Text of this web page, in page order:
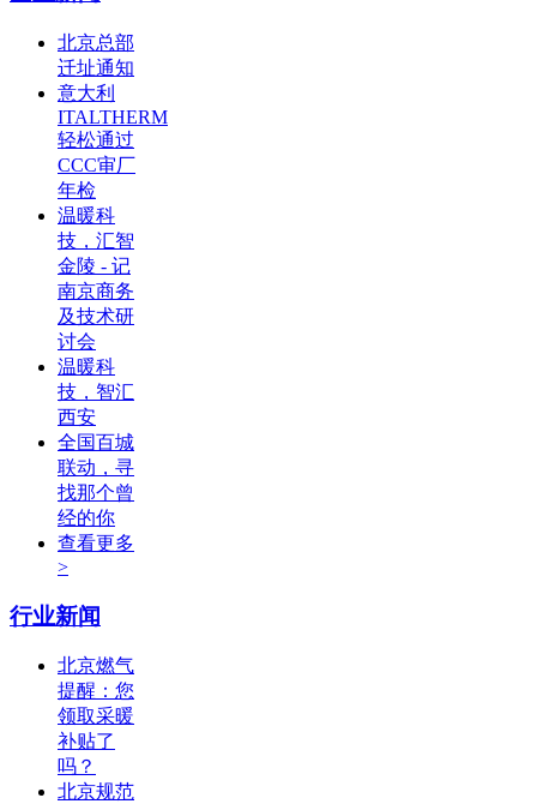
北京总部
迁址通知
意大利
ITALTHERM
轻松通过
CCC审厂
年检
温暖科
技，汇智
金陵 - 记
南京商务
及技术研
讨会
温暖科
技，智汇
西安
全国百城
联动，寻
找那个曾
经的你
查看更多
>
行业新闻
北京燃气
提醒：您
领取采暖
补贴了
吗？
北京规范